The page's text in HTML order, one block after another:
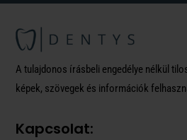
A tulajdonos írásbeli engedélye nélkül
képek, szövegek és információk
Kapcsolat: